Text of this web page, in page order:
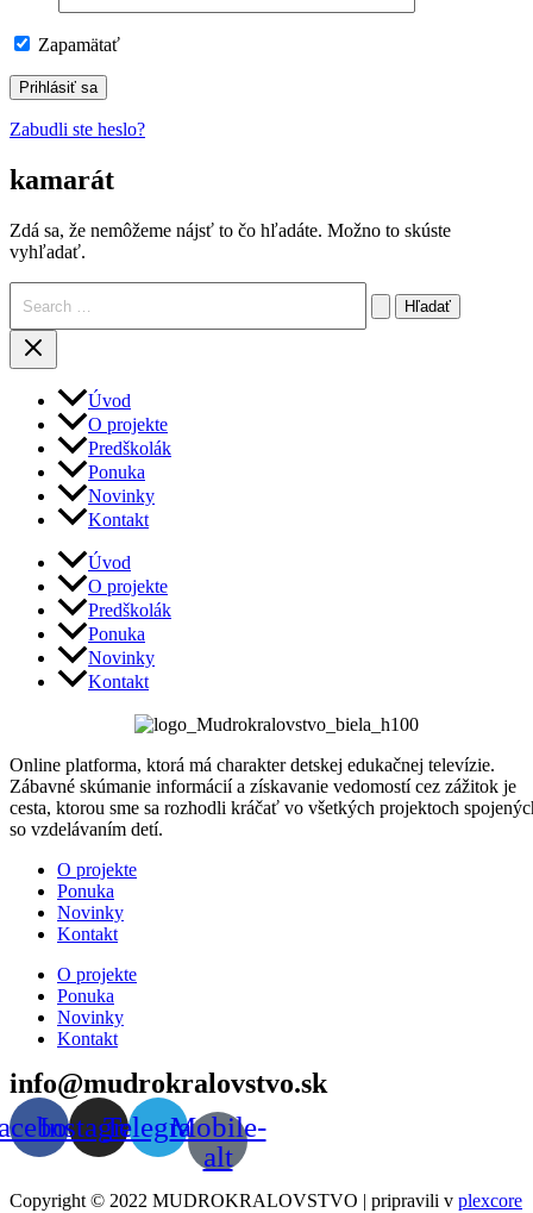
Zapamätať
Zabudli ste heslo?
kamarát
Zdá sa, že nemôžeme nájsť to čo hľadáte. Možno to skúste
vyhľadať.
Vyhľadať:
Úvod
O projekte
Predškolák
Ponuka
Novinky
Kontakt
Úvod
O projekte
Predškolák
Ponuka
Novinky
Kontakt
Online platforma, ktorá má charakter detskej edukačnej televízie.
Zábavné skúmanie informácií a získavanie vedomostí cez zážitok je
cesta, ktorou sme sa rozhodli kráčať vo všetkých projektoch
so vzdelávaním detí.
Menu
O projekte
Ponuka
Novinky
Kontakt
Menu
O projekte
Ponuka
Novinky
Kontakt
info@mudrokralovstvo.sk
InstagramTelegramMobile-
alt
Copyright © 2022 MUDROKRALOVSTVO | pripravili v plexcore